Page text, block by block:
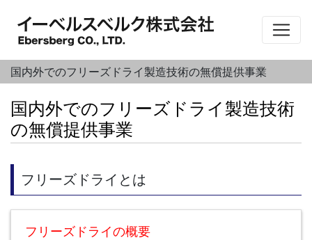
国内外でのフリーズドライ製造技術の無償提供事業
国内外でのフリーズドライ製造技術
の無償提供事業
フリーズドライとは
フリーズドライの概要